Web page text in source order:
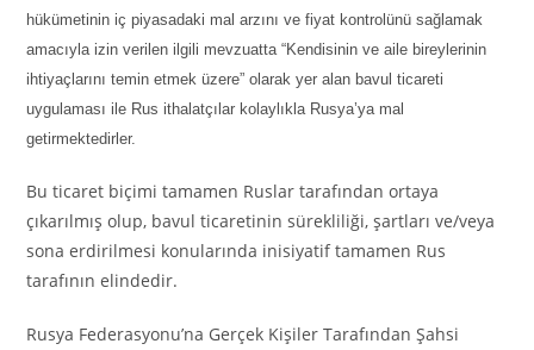
hükümetinin iç piyasadaki mal arzını ve fiyat kontrolünü sağlamak
amacıyla izin verilen ilgili mevzuatta “Kendisinin ve aile bireylerinin
ihtiyaçlarını temin etmek üzere” olarak yer alan bavul ticareti
uygulaması ile Rus ithalatçılar kolaylıkla Rusya’ya mal
getirmektedirler.
Bu ticaret biçimi tamamen Ruslar tarafından ortaya
çıkarılmış olup, bavul ticaretinin sürekliliği, şartları ve/veya
sona erdirilmesi konularında inisiyatif tamamen Rus
tarafının elindedir.
Rusya Federasyonu’na Gerçek Kişiler Tarafından Şahsi